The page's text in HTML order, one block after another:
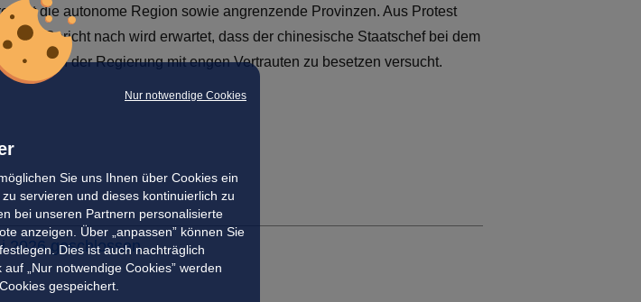
Nur notwendige Cookies
Sie uns Ihnen über Cookies ein
servieren und dieses kontinuierlich zu
bei unseren Partnern personalisierte
anzeigen. Über „anpassen” können Sie
Dies ist auch nachträglich
„Nur notwendige Cookies” werden
gespeichert.
die autonome Region sowie angrenzende Provinzen. Aus Protest
Bericht nach wird erwartet, dass der chinesische Staatschef bei dem
Posten der Regierung mit engen Vertrauten zu besetzen versucht.
2026 geschlossen